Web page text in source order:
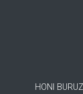
HONI BURUZ